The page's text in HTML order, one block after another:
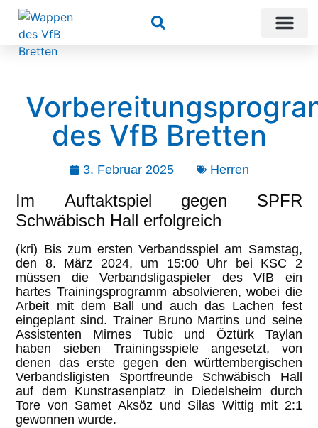
Suchen
des VfB Bretten
3. Februar 2025 Herren
Im Auftaktspiel gegen SPFR
Schwäbisch Hall erfolgreich
(kri) Bis zum ersten Verbandsspiel am Samstag,
den 8. März 2024, um 15:00 Uhr bei KSC 2
müssen die Verbandsligaspieler des VfB ein
hartes Trainingsprogramm absolvieren, wobei die
Arbeit mit dem Ball und auch das Lachen fest
eingeplant sind. Trainer Bruno Martins und seine
Assistenten Mirnes Tubic und Öztürk Taylan
haben sieben Trainingsspiele angesetzt, von
denen das erste gegen den württembergischen
Verbandsligisten Sportfreunde Schwäbisch Hall
auf dem Kunstrasenplatz in Diedelsheim durch
Tore von Samet Aksöz und Silas Wittig mit 2:1
gewonnen wurde.